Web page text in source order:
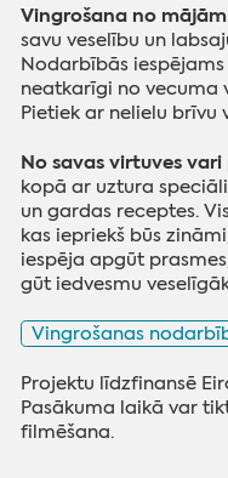
Vingrošana no mājām
savu veselību un
Nodarbībās
neatkarīgi no vecuma
Pietiek ar nelielu brīvu
No savas virtuves
kopā ar uztura
un gardas receptes.
kas iepriekš būs
iespēja apgūt
gūt iedvesmu
Vingrošanas
Projektu līdzfinansē
Pasākuma laikā var
filmēšana.